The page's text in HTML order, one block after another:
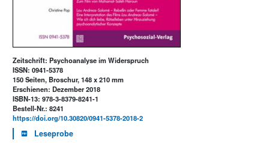
Zeitschrift: Psychoanalyse im Widerspruch
ISSN: 0941-5378
150 Seiten, Broschur, 148 x 210 mm
Erschienen: Dezember 2018
ISBN-13: 978-3-8379-8241-1
Bestell-Nr.: 8241
https://doi.org/10.30820/0941-5378-2018-2
Leseprobe